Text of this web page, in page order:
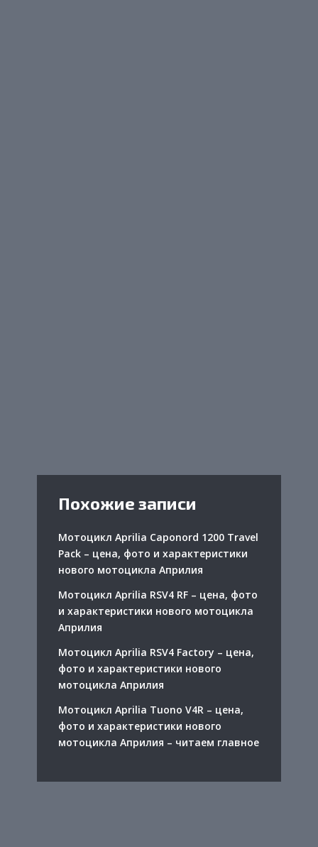
Похожие записи
Мотоцикл Aprilia Caponord 1200 Travel
Pack – цена, фото и характеристики
нового мотоцикла Априлия
Мотоцикл Aprilia RSV4 RF – цена, фото
и характеристики нового мотоцикла
Априлия
Мотоцикл Aprilia RSV4 Factory – цена,
фото и характеристики нового
мотоцикла Априлия
Мотоцикл Aprilia Tuono V4R – цена,
фото и характеристики нового
мотоцикла Априлия – читаем главное